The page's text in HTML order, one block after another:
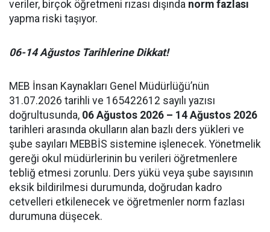
veriler, birçok öğretmeni rızası dışında norm fazlası
yapma riski taşıyor.
06-14 Ağustos Tarihlerine Dikkat!
MEB İnsan Kaynakları Genel Müdürlüğü’nün
31.07.2026 tarihli ve 165422612 sayılı yazısı
doğrultusunda, 06 Ağustos 2026 – 14 Ağustos 2026
tarihleri arasında okulların alan bazlı ders yükleri ve
şube sayıları MEBBİS sistemine işlenecek. Yönetmelik
gereği okul müdürlerinin bu verileri öğretmenlere
tebliğ etmesi zorunlu. Ders yükü veya şube sayısının
eksik bildirilmesi durumunda, doğrudan kadro
cetvelleri etkilenecek ve öğretmenler norm fazlası
durumuna düşecek.